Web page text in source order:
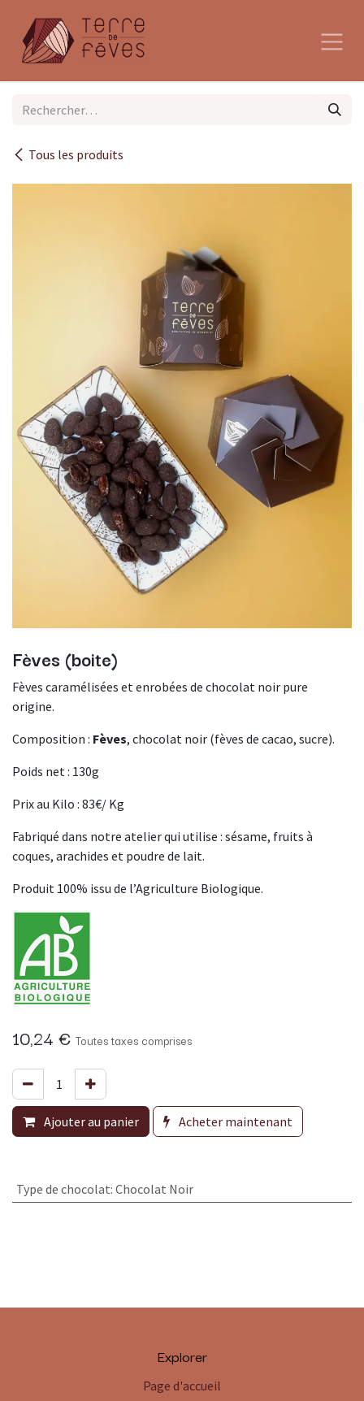
Tous les produits
Fèves (boite)
Fèves caramélisées et enrobées de chocolat noir pure
origine.
Composition : Fèves, chocolat noir (fèves de cacao, sucre).
Poids net : 130g
Prix au Kilo : 83€/ Kg
Fabriqué dans notre atelier qui utilise : sésame, fruits à
coques, arachides et poudre de lait.
Produit 100% issu de l’Agriculture Biologique.
10,24 € Toutes taxes comprises
Ajouter au panier Acheter maintenant
Type de chocolat: Chocolat Noir
Explorer
Page d'accueil